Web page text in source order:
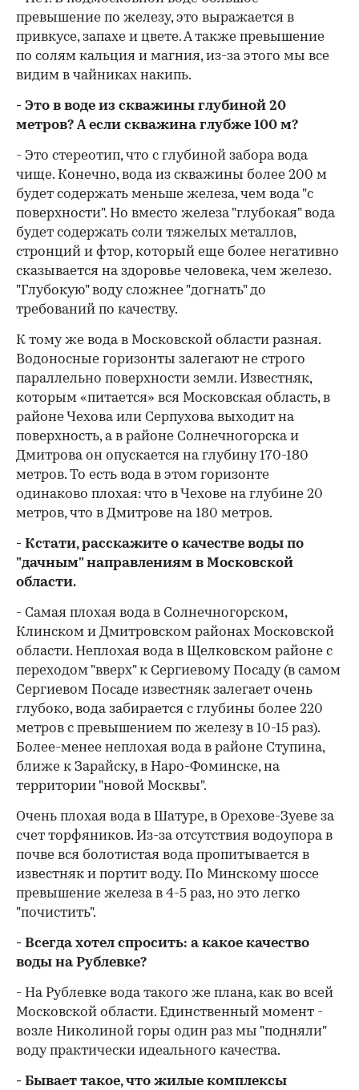
превышение по железу, это выражается в
привкусе, запахе и цвете. А также превышение
по солям кальция и магния, из-за этого мы все
видим в чайниках накипь.
- Это в воде из скважины глубиной 20
метров? А если скважина глубже 100 м?
- Это стереотип, что с глубиной забора вода
чище. Конечно, вода из скважины более 200 м
будет содержать меньше железа, чем вода "с
поверхности". Но вместо железа "глубокая" вода
будет содержать соли тяжелых металлов,
стронций и фтор, который еще более негативно
сказывается на здоровье человека, чем железо.
"Глубокую" воду сложнее "догнать" до
требований по качеству.
К тому же вода в Московской области разная.
Водоносные горизонты залегают не строго
параллельно поверхности земли. Известняк,
которым «питается» вся Московская область, в
районе Чехова или Серпухова выходит на
поверхность, а в районе Солнечногорска и
Дмитрова он опускается на глубину 170-180
метров. То есть вода в этом горизонте
одинаково плохая: что в Чехове на глубине 20
метров, что в Дмитрове на 180 метров.
- Кстати, расскажите о качестве воды по
"дачным" направлениям в Московской
области.
- Самая плохая вода в Солнечногорском,
Клинском и Дмитровском районах Московской
области. Неплохая вода в Щелковском районе с
переходом "вверх" к Сергиевому Посаду (в самом
Сергиевом Посаде известняк залегает очень
глубоко, вода забирается с глубины более 220
метров с превышением по железу в 10-15 раз).
Более-менее неплохая вода в районе Ступина,
ближе к Зарайску, в Наро-Фоминске, на
территории "новой Москвы".
Очень плохая вода в Шатуре, в Орехове-Зуеве за
счет торфяников. Из-за отсутствия водоупора в
почве вся болотистая вода пропитывается в
известняк и портит воду. По Минскому шоссе
превышение железа в 4-5 раз, но это легко
"почистить".
- Всегда хотел спросить: а какое качество
воды на Рублевке?
- На Рублевке вода такого же плана, как во всей
Московской области. Единственный момент -
возле Николиной горы один раз мы "подняли"
воду практически идеального качества.
- Бывает такое, что жилые комплексы